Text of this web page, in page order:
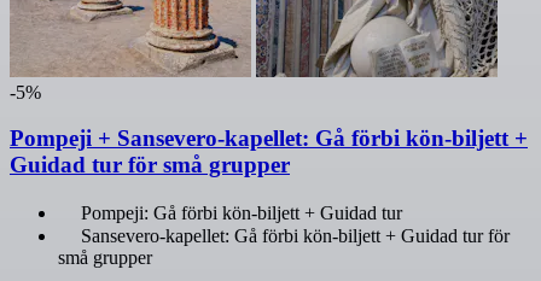
-5%
Pompeji + Sansevero-kapellet: Gå förbi kön-biljett +
Guidad tur för små grupper
Pompeji: Gå förbi kön-biljett + Guidad tur
Sansevero-kapellet: Gå förbi kön-biljett + Guidad tur för
små grupper